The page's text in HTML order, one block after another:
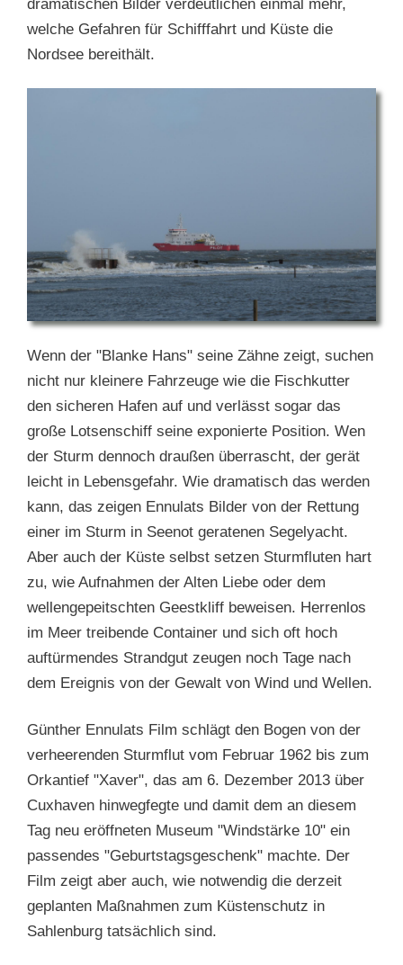
dramatischen Bilder verdeutlichen einmal mehr,
welche Gefahren für Schifffahrt und Küste die
Nordsee bereithält.
Wenn der "Blanke Hans" seine Zähne zeigt, suchen
nicht nur kleinere Fahrzeuge wie die Fischkutter
den sicheren Hafen auf und verlässt sogar das
große Lotsenschiff seine exponierte Position. Wen
der Sturm dennoch draußen überrascht, der gerät
leicht in Lebensgefahr. Wie dramatisch das werden
kann, das zeigen Ennulats Bilder von der Rettung
einer im Sturm in Seenot geratenen Segelyacht.
Aber auch der Küste selbst setzen Sturmfluten hart
zu, wie Aufnahmen der Alten Liebe oder dem
wellengepeitschten Geestkliff beweisen. Herrenlos
im Meer treibende Container und sich oft hoch
auftürmendes Strandgut zeugen noch Tage nach
dem Ereignis von der Gewalt von Wind und Wellen.
Günther Ennulats Film schlägt den Bogen von der
verheerenden Sturmflut vom Februar 1962 bis zum
Orkantief "Xaver", das am 6. Dezember 2013 über
Cuxhaven hinwegfegte und damit dem an diesem
Tag neu eröffneten Museum "Windstärke 10" ein
passendes "Geburtstagsgeschenk" machte. Der
Film zeigt aber auch, wie notwendig die derzeit
geplanten Maßnahmen zum Küstenschutz in
Sahlenburg tatsächlich sind.